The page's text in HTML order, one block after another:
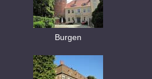
Burgen